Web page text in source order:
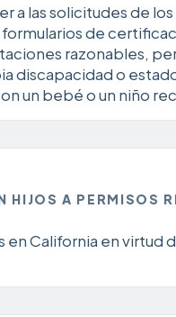
a las solicitudes de
de
razonables,
discapacidad o
un bebé o un niño
HIJOS A PERMISOS
California en virtud